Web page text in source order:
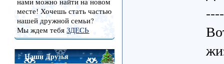
месте! Хочешь стать частью
нашей дружной семьи?
Мы ждем тебяЗДЕСЬ
Наши Друзья